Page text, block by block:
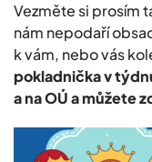
Vezměte si prosím
nám nepodaří
k vám, nebo vás
pokladnička v
a na OÚ a můžete